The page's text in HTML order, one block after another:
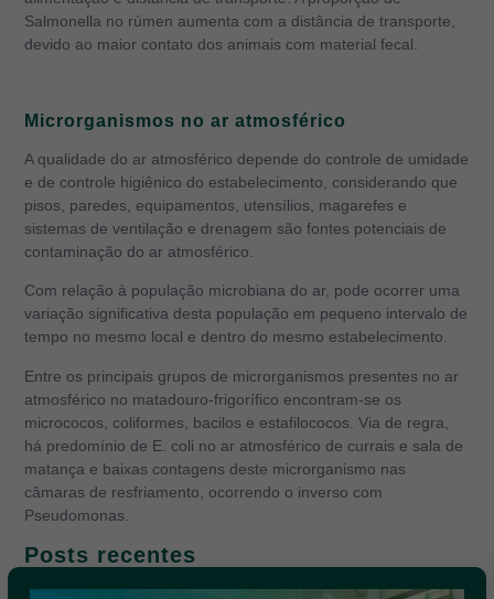
Salmonella no rúmen aumenta com a distância de transporte,
devido ao maior contato dos animais com material fecal.
Microrganismos no ar atmosférico
A qualidade do ar atmosférico depende do controle de umidade
e de controle higiênico do estabelecimento, considerando que
pisos, paredes, equipamentos, utensílios, magarefes e
sistemas de ventilação e drenagem são fontes potenciais de
contaminação do ar atmosférico.
Com relação à população microbiana do ar, pode ocorrer uma
variação significativa desta população em pequeno intervalo de
tempo no mesmo local e dentro do mesmo estabelecimento.
Entre os principais grupos de microrganismos presentes no ar
atmosférico no matadouro-frigorífico encontram-se os
micrococos, coliformes, bacilos e estafilococos. Via de regra,
há predomínio de E. coli no ar atmosférico de currais e sala de
matança e baixas contagens deste microrganismo nas
câmaras de resfriamento, ocorrendo o inverso com
Pseudomonas.
Posts recentes